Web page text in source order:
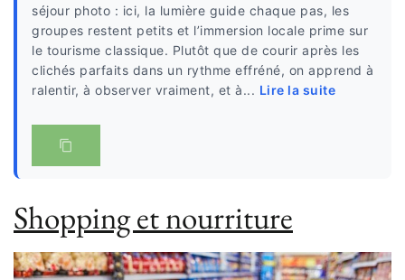
séjour photo : ici, la lumière guide chaque pas, les
groupes restent petits et l’immersion locale prime sur
le tourisme classique. Plutôt que de courir après les
clichés parfaits dans un rythme effréné, on apprend à
ralentir, à observer vraiment, et à... Lire la suite
Shopping et nourriture